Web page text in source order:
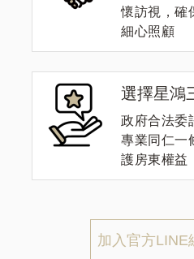
懷訪視，確
細心照顧
選擇星鴻
政府合法委
專業同仁一
護房東權益
加入官方LINE